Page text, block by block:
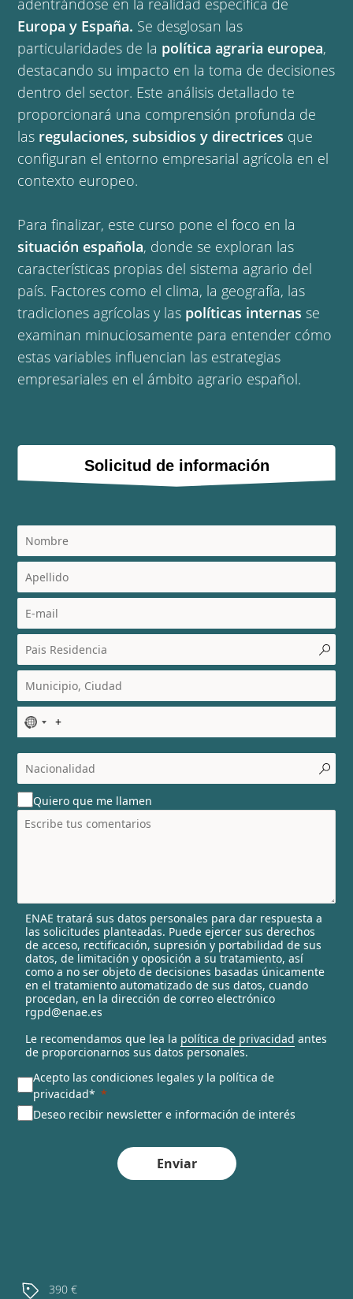
Europa y España. Se desglosan las
particularidades de la política agraria europea,
destacando su impacto en la toma de decisiones
dentro del sector. Este análisis detallado te
proporcionará una comprensión profunda de
las regulaciones, subsidios y directrices que
configuran el entorno empresarial agrícola en el
contexto europeo.
situación española, donde se exploran las
características propias del sistema agrario del
país. Factores como el clima, la geografía, las
tradiciones agrícolas y las políticas internas se
examinan minuciosamente para entender cómo
estas variables influencian las estrategias
empresariales en el ámbito agrario español.
Solicitud de información
N
o
c
o
u
n
t
l
e
c
t
e
d
Quiero que me llamen
ENAE tratará sus datos personales para dar respuesta a
las solicitudes planteadas. Puede ejercer sus derechos
de acceso, rectificación, supresión y portabilidad de sus
datos, de limitación y oposición a su tratamiento, así
como a no ser objeto de decisiones basadas únicamente
en el tratamiento automatizado de sus datos, cuando
procedan, en la dirección de correo electrónico
rgpd@enae.es
Le recomendamos que lea la política de privacidad antes
de proporcionarnos sus datos personales.
Acepto las condiciones legales y la política de
privacidad*
Deseo recibir newsletter e información de interés
Enviar
390 €